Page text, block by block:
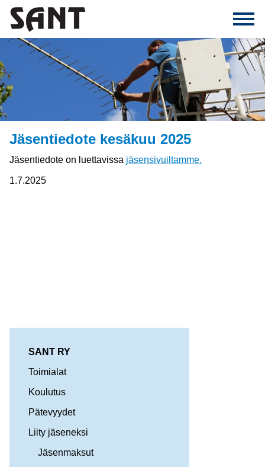
Jäsentiedote kesäkuu 2025
Jäsentiedote on luettavissa jäsensivuiltamme.
1.7.2025
SANT RY
Toimialat
Koulutus
Pätevyydet
Liity jäseneksi
Jäsenmaksut